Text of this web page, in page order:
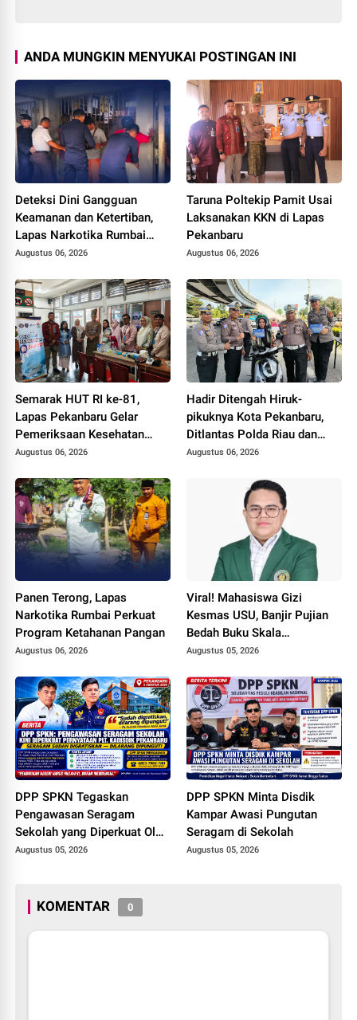
ANDA MUNGKIN MENYUKAI POSTINGAN INI
Deteksi Dini Gangguan
Keamanan dan Ketertiban,
Lapas Narkotika Rumbai
Gelar Razia Rutin Blok
Augustus 06, 2026
Taruna Poltekip Pamit Usai
Laksanakan KKN di Lapas
Pekanbaru
Augustus 06, 2026
Semarak HUT RI ke-81,
Lapas Pekanbaru Gelar
Pemeriksaan Kesehatan
Gratis untuk Warga Binaan
Augustus 06, 2026
Hadir Ditengah Hiruk-
pikuknya Kota Pekanbaru,
Ditlantas Polda Riau dan
Polantas KARIB Kobarkan
Nasionalisme dan Green
Policing Jelang HUT RI Ke-
Augustus 06, 2026
Panen Terong, Lapas
Narkotika Rumbai Perkuat
Program Ketahanan Pangan
Augustus 06, 2026
Viral! Mahasiswa Gizi
Kesmas USU, Banjir Pujian
Bedah Buku Skala
International dari 70 Ribu
Dunia
Augustus 05, 2026
DPP SPKN Tegaskan
Pengawasan Seragam
Sekolah yang Diperkuat Oleh
Peryataan Plt. KADISDIK
Augustus 05, 2026
DPP SPKN Minta Disdik
Kampar Awasi Pungutan
Seragam di Sekolah
Augustus 05, 2026
KOMENTAR 0